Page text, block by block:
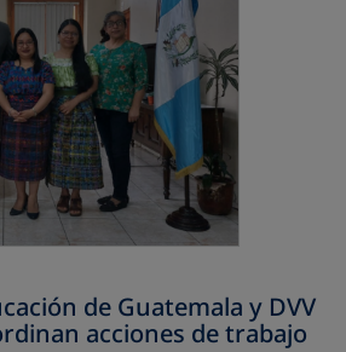
de Guatemala y DVV
acciones de trabajo